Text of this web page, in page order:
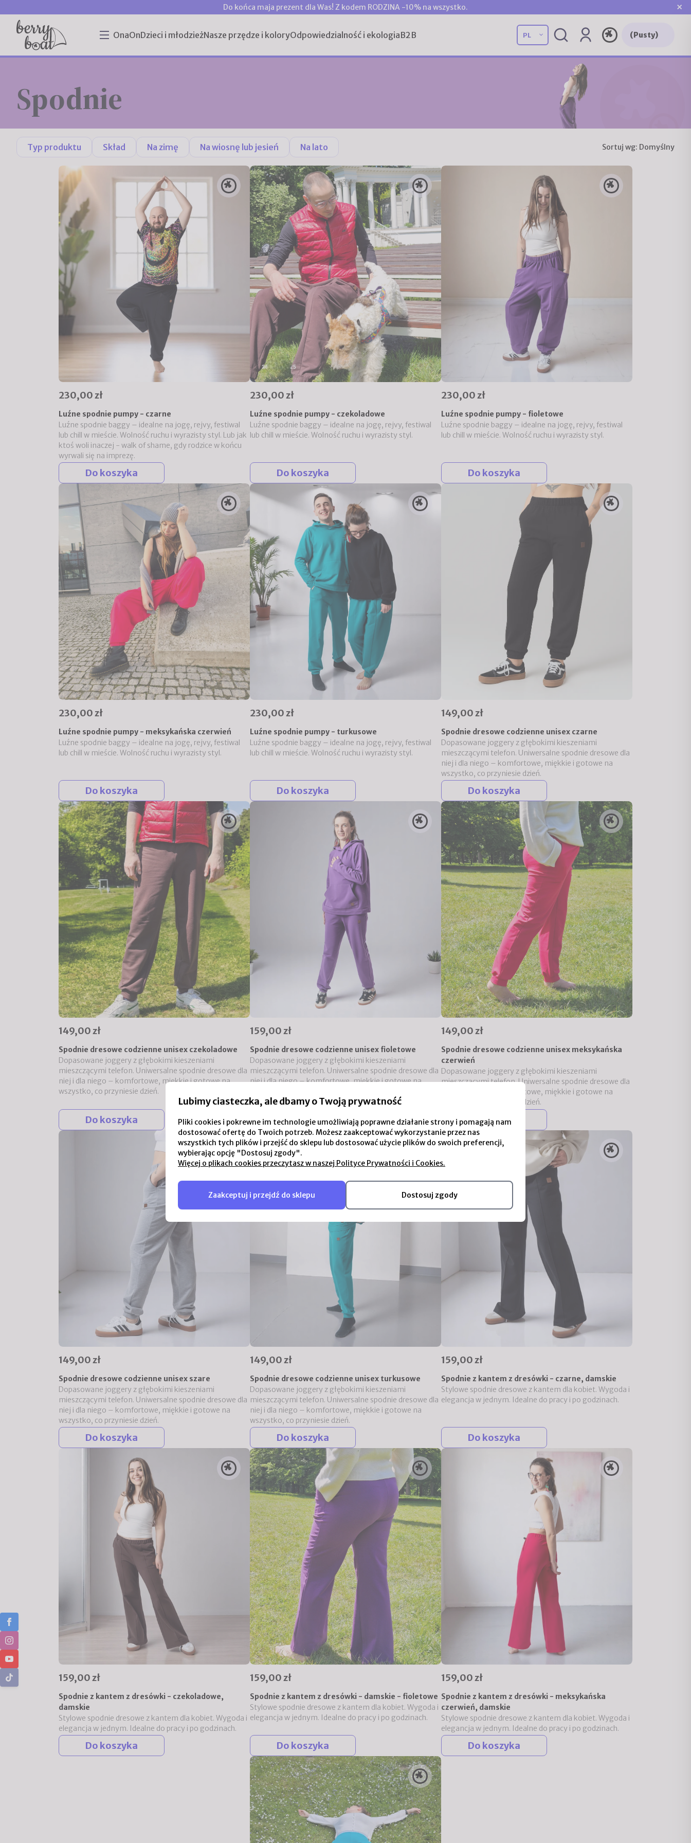
Do końca maja prezent dla Was! Z kodem RODZINA -10% na wszystko. ×
OnaOnDzieci i młodzieżNasze przędze i koloryOdpowiedzialność i ekologiaB2B (Pusty)
Spodnie
Skład Na zimę Na wiosnę lub jesień Na lato
Typ produktu Sortuj wg: Domyślny
230,00 zł
Luźne spodnie pumpy - czarne
Luźne spodnie baggy – idealne na jogę, rejvy, festiwal
lub chill w mieście. Wolność ruchu i wyrazisty styl. Lub jak
ktoś woli inaczej - walk of shame, gdy rodzice w końcu
wyrwali się na imprezę.
Do koszyka
230,00 zł
Luźne spodnie pumpy - czekoladowe
Luźne spodnie baggy – idealne na jogę, rejvy, festiwal
lub chill w mieście. Wolność ruchu i wyrazisty styl.
Do koszyka
230,00 zł
Luźne spodnie pumpy - fioletowe
Luźne spodnie baggy – idealne na jogę, rejvy, festiwal
lub chill w mieście. Wolność ruchu i wyrazisty styl.
Do koszyka
230,00 zł
Luźne spodnie pumpy - meksykańska czerwień
Luźne spodnie baggy – idealne na jogę, rejvy, festiwal
lub chill w mieście. Wolność ruchu i wyrazisty styl.
Do koszyka
230,00 zł
Luźne spodnie pumpy - turkusowe
Luźne spodnie baggy – idealne na jogę, rejvy, festiwal
lub chill w mieście. Wolność ruchu i wyrazisty styl.
Do koszyka
149,00 zł
Spodnie dresowe codzienne unisex czarne
Dopasowane joggery z głębokimi kieszeniami
mieszczącymi telefon. Uniwersalne spodnie dresowe dla
niej i dla niego – komfortowe, miękkie i gotowe na
wszystko, co przyniesie dzień.
Do koszyka
149,00 zł
Spodnie dresowe codzienne unisex czekoladowe
Dopasowane joggery z głębokimi kieszeniami
mieszczącymi telefon. Uniwersalne spodnie dresowe dla
niej i dla niego – komfortowe, miękkie i gotowe na
wszystko, co przyniesie dzień.
Do koszyka
159,00 zł
Spodnie dresowe codzienne unisex fioletowe
Dopasowane joggery z głębokimi kieszeniami
mieszczącymi telefon. Uniwersalne spodnie dresowe dla
niej i dla niego – komfortowe, miękkie i gotowe na
Do koszyka
149,00 zł
Spodnie dresowe codzienne unisex meksykańska
czerwień
Dopasowane joggery z głębokimi kieszeniami
mieszczącymi telefon. Uniwersalne spodnie dresowe dla
niej i dla niego – komfortowe, miękkie i gotowe na
wszystko, co przyniesie dzień.
Do koszyka
149,00 zł
Spodnie dresowe codzienne unisex szare
Dopasowane joggery z głębokimi kieszeniami
mieszczącymi telefon. Uniwersalne spodnie dresowe dla
niej i dla niego – komfortowe, miękkie i gotowe na
wszystko, co przyniesie dzień.
Do koszyka
149,00 zł
Spodnie dresowe codzienne unisex turkusowe
Dopasowane joggery z głębokimi kieszeniami
mieszczącymi telefon. Uniwersalne spodnie dresowe dla
niej i dla niego – komfortowe, miękkie i gotowe na
wszystko, co przyniesie dzień.
Do koszyka
159,00 zł
Spodnie z kantem z dresówki - czarne, damskie
Stylowe spodnie dresowe z kantem dla kobiet. Wygoda i
elegancja w jednym. Idealne do pracy i po godzinach.
Do koszyka
159,00 zł
Spodnie z kantem z dresówki - czekoladowe,
damskie
Stylowe spodnie dresowe z kantem dla kobiet. Wygoda i
elegancja w jednym. Idealne do pracy i po godzinach.
Do koszyka
159,00 zł
Spodnie z kantem z dresówki - damskie - fioletowe
Stylowe spodnie dresowe z kantem dla kobiet. Wygoda i
elegancja w jednym. Idealne do pracy i po godzinach.
Do koszyka
159,00 zł
Spodnie z kantem z dresówki - meksykańska
czerwień, damskie
Stylowe spodnie dresowe z kantem dla kobiet. Wygoda i
elegancja w jednym. Idealne do pracy i po godzinach.
Do koszyka
Lubimy ciasteczka, ale dbamy o Twoją prywatność
Pliki cookies i pokrewne im technologie umożliwiają poprawne działanie strony i pomagają nam
dostosować ofertę do Twoich potrzeb. Możesz zaakceptować wykorzystanie przez nas
wszystkich tych plików i przejść do sklepu lub dostosować użycie plików do swoich preferencji,
wybierając opcję "Dostosuj zgody".
Więcej o plikach cookies przeczytasz w naszej Polityce Prywatności i Cookies.
Zaakceptuj i przejdź do sklepu Dostosuj zgody